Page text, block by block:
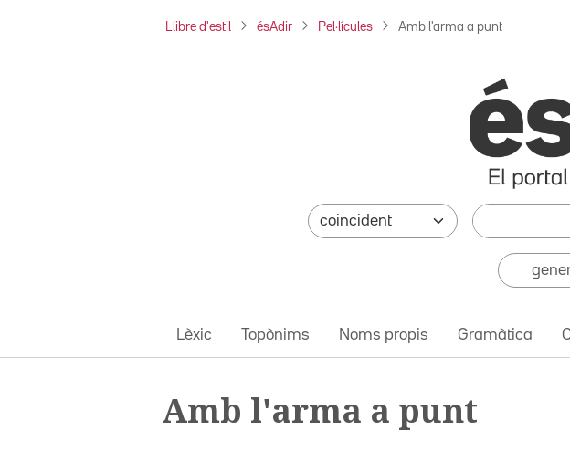
Llibre d'estil ésAdir Pel·lícules Amb l'arma a punt
Lèxic Topònims Noms propis Gramàtica
Amb l'arma a punt